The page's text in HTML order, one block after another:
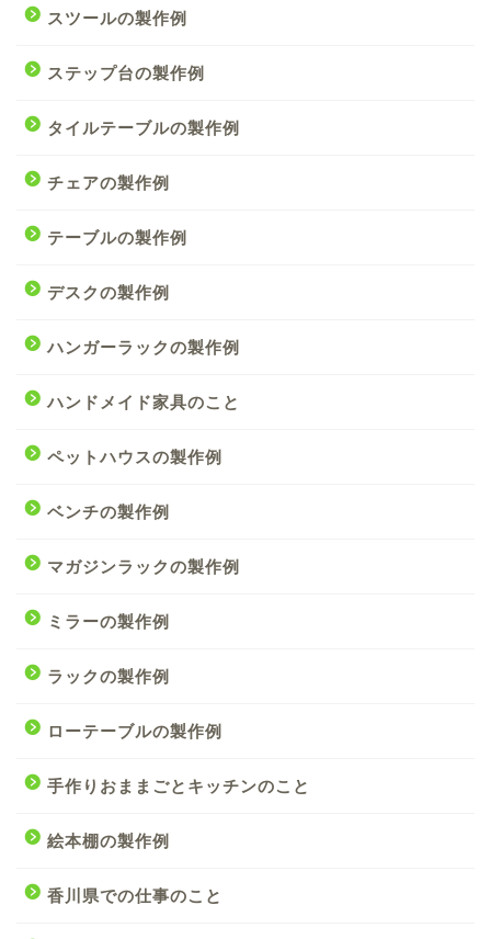
スツールの製作例
ステップ台の製作例
タイルテーブルの製作例
チェアの製作例
テーブルの製作例
デスクの製作例
ハンガーラックの製作例
ハンドメイド家具のこと
ペットハウスの製作例
ベンチの製作例
マガジンラックの製作例
ミラーの製作例
ラックの製作例
ローテーブルの製作例
手作りおままごとキッチンのこと
絵本棚の製作例
香川県での仕事のこと